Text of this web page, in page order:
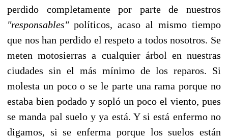
perdido completamente por parte de nuestros
"responsables"políticos, acaso al mismo tiempo
que nos han perdido el respeto a todos nosotros. Se
meten motosierras a cualquier árbol en nuestras
ciudades sin el más mínimo de los reparos. Si
molesta un poco o se le parte una rama porque no
estaba bien podado y sopló un poco el viento, pues
se manda pal suelo y ya está. Y si está enfermo no
digamos, si se enferma porque los suelos están